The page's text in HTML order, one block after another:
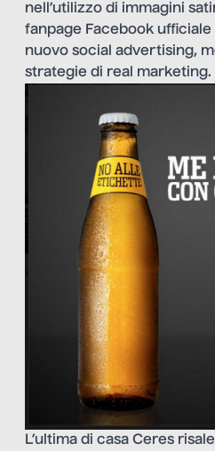
nell’utilizzo di immagini
fanpage Facebook
nuovo social advertising,
strategie di real marketing.
L’ultima di casa Ceres